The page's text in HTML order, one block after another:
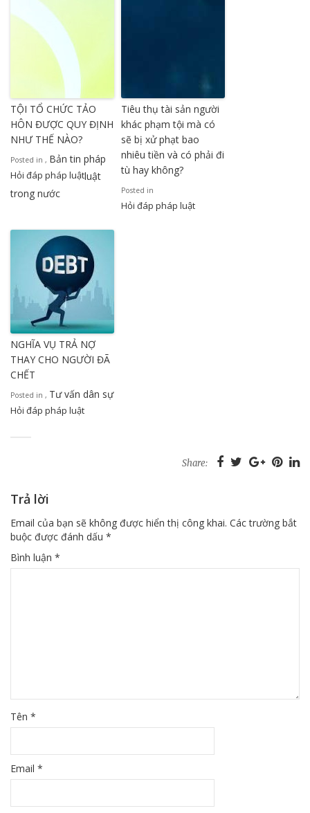
TỘI TỔ CHỨC TẢO
HÔN ĐƯỢC QUY ĐỊNH
NHƯ THẾ NÀO?
Posted in
Hỏi đáp pháp luật
, Bản tin pháp
luật
trong nước
Tiêu thụ tài sản người
khác phạm tội mà có
sẽ bị xử phạt bao
nhiêu tiền và có phải đi
tù hay không?
Posted in
Hỏi đáp pháp luật
NGHĨA VỤ TRẢ NỢ
THAY CHO NGƯỜI ĐÃ
CHẾT
Posted in
Hỏi đáp pháp luật
, Tư vấn dân sự
Share:
Trả lời
Email của bạn sẽ không được hiển thị công khai. Các trường bắt
buộc được đánh dấu *
Bình luận *
Tên *
Email *